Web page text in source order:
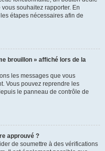
souhaitez rapporter. En
étapes nécessaires afin de
brouillon » affiché lors de la
les messages que vous
Vous pouvez reprendre les
le panneau de contrôle de
approuvé ?
de soumettre à des vérifications